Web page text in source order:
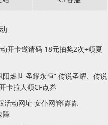
开卡邀请码 18元抽奖2次+领夏
阳燃世 圣耀永恒” 传说圣耀、传说
卡拉人领CF点券
活动网址 女仆网管喵喵、
障